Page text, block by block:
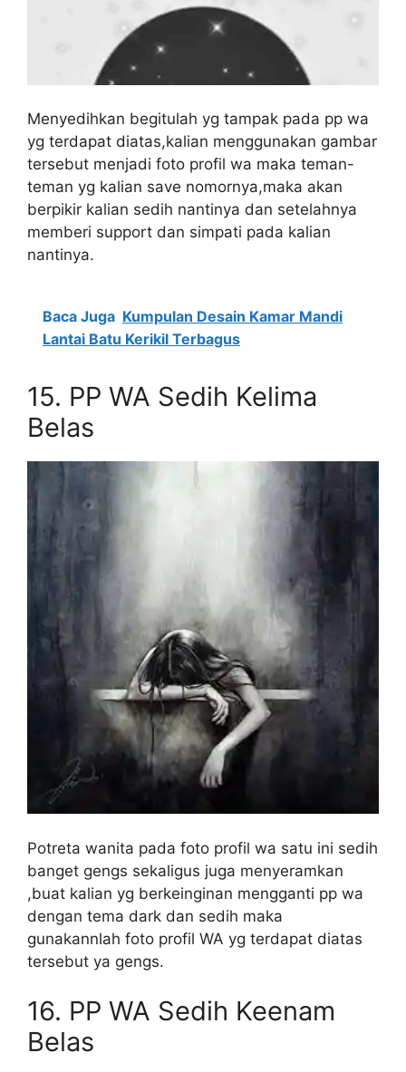
Menyedihkan begitulah yg tampak pada pp wa
yg terdapat diatas,kalian menggunakan gambar
tersebut menjadi foto profil wa maka teman-
teman yg kalian save nomornya,maka akan
berpikir kalian sedih nantinya dan setelahnya
memberi support dan simpati pada kalian
nantinya.
Baca Juga Kumpulan Desain Kamar Mandi
Lantai Batu Kerikil Terbagus
15. PP WA Sedih Kelima
Belas
Potreta wanita pada foto profil wa satu ini sedih
banget gengs sekaligus juga menyeramkan
,buat kalian yg berkeinginan mengganti pp wa
dengan tema dark dan sedih maka
gunakannlah foto profil WA yg terdapat diatas
tersebut ya gengs.
16. PP WA Sedih Keenam
Belas